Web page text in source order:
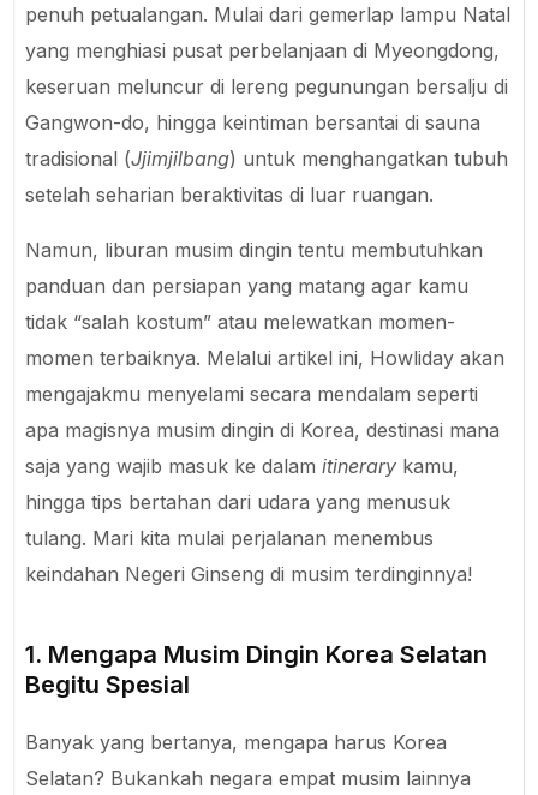
penuh petualangan. Mulai dari gemerlap lampu Natal
yang menghiasi pusat perbelanjaan di Myeongdong,
keseruan meluncur di lereng pegunungan bersalju di
Gangwon-do, hingga keintiman bersantai di sauna
tradisional (Jjimjilbang) untuk menghangatkan tubuh
setelah seharian beraktivitas di luar ruangan.
Namun, liburan musim dingin tentu membutuhkan
panduan dan persiapan yang matang agar kamu
tidak “salah kostum” atau melewatkan momen-
momen terbaiknya. Melalui artikel ini, Howliday akan
mengajakmu menyelami secara mendalam seperti
apa magisnya musim dingin di Korea, destinasi mana
saja yang wajib masuk ke dalamitinerary kamu,
hingga tips bertahan dari udara yang menusuk
tulang. Mari kita mulai perjalanan menembus
keindahan Negeri Ginseng di musim terdinginnya!
1. Mengapa Musim Dingin Korea Selatan
Begitu Spesial
Banyak yang bertanya, mengapa harus Korea
Selatan? Bukankah negara empat musim lainnya